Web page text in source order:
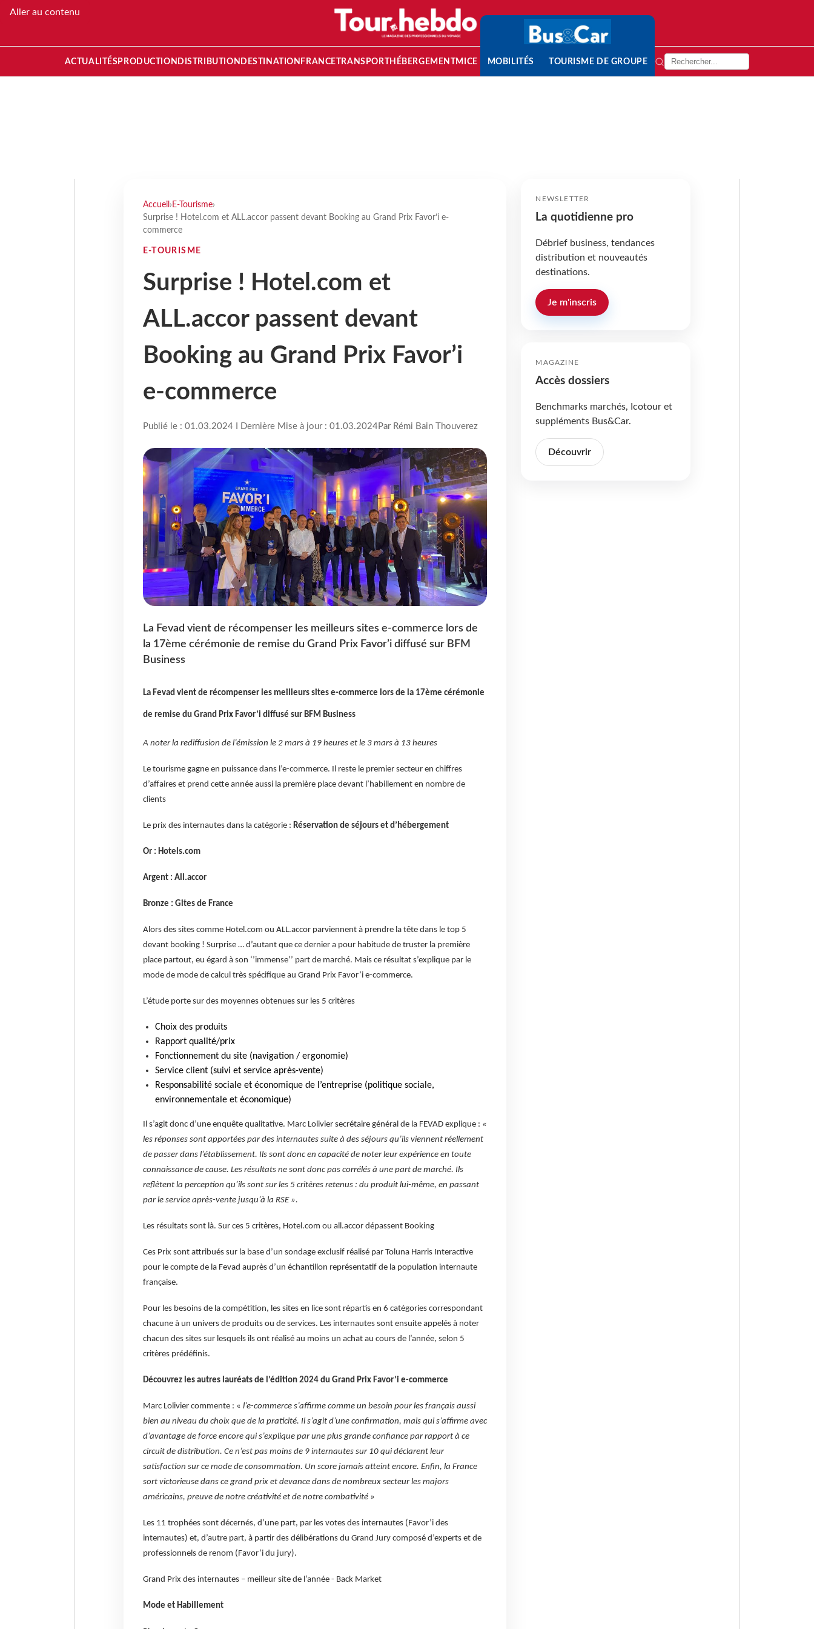
Aller au contenu
ACTUALITÉS PRODUCTION DISTRIBUTION DESTINATION FRANCETRANSPORT HÉBERGEMENTMICE MOBILITÉS TOURISME DE GROUPE
Accueil › E-Tourisme›
Surprise ! Hotel.com et ALL.accor passent devant Booking au Grand Prix Favor’i e-
commerce
E-TOURISME
Surprise ! Hotel.com et
ALL.accor passent devant
Booking au Grand Prix Favor’i
e-commerce
Publié le : 01.03.2024 I Dernière Mise à jour : 01.03.2024Par Rémi Bain Thouverez
La Fevad vient de récompenser les meilleurs sites e-commerce lors de
la 17ème cérémonie de remise du Grand Prix Favor’i diffusé sur BFM
Business
La Fevad vient de récompenser les meilleurs sites e-commerce lors de la 17ème cérémonie
de remise du Grand Prix Favor’i diffusé sur BFM Business
A noter la rediffusion de l’émission le 2 mars à 19 heures et le 3 mars à 13 heures
Le tourisme gagne en puissance dans l’e-commerce. Il reste le premier secteur en chiffres
d’affaires et prend cette année aussi la première place devant l’habillement en nombre de
clients
Le prix des internautes dans la catégorie : Réservation de séjours et d’hébergement
Or : Hotels.com
Argent : All.accor
Bronze : Gites de France
Alors des sites comme Hotel.com ou ALL.accor parviennent à prendre la tête dans le top 5
devant booking ! Surprise … d’autant que ce dernier a pour habitude de truster la première
place partout, eu égard à son ‘’immense’’ part de marché. Mais ce résultat s’explique par le
mode de mode de calcul très spécifique au Grand Prix Favor’i e-commerce.
L’étude porte sur des moyennes obtenues sur les 5 critères
Choix des produits
Rapport qualité/prix
Fonctionnement du site (navigation / ergonomie)
Service client (suivi et service après-vente)
Responsabilité sociale et économique de l’entreprise (politique sociale,
environnementale et économique)
Il s’agit donc d’une enquête qualitative. Marc Lolivier secrétaire général de la FEVAD explique : «
les réponses sont apportées par des internautes suite à des séjours qu’ils viennent réellement
de passer dans l’établissement. Ils sont donc en capacité de noter leur expérience en toute
connaissance de cause. Les résultats ne sont donc pas corrélés à une part de marché. Ils
reflètent la perception qu’ils sont sur les 5 critères retenus : du produit lui-même, en passant
par le service après-vente jusqu’à la RSE ».
Les résultats sont là. Sur ces 5 critères, Hotel.com ou all.accor dépassent Booking
Ces Prix sont attribués sur la base d’un sondage exclusif réalisé par Toluna Harris Interactive
pour le compte de la Fevad auprès d’un échantillon représentatif de la population internaute
française.
Pour les besoins de la compétition, les sites en lice sont répartis en 6 catégories correspondant
chacune à un univers de produits ou de services. Les internautes sont ensuite appelés à noter
chacun des sites sur lesquels ils ont réalisé au moins un achat au cours de l’année, selon 5
critères prédéfinis.
Découvrez les autres lauréats de l’édition 2024 du Grand Prix Favor’i e-commerce
Marc Lolivier commente : « l’e-commerce s’affirme comme un besoin pour les français aussi
bien au niveau du choix que de la praticité. Il s’agit d’une confirmation, mais qui s’affirme avec
d’avantage de force encore qui s’explique par une plus grande confiance par rapport à ce
circuit de distribution. Ce n’est pas moins de 9 internautes sur 10 qui déclarent leur
satisfaction sur ce mode de consommation. Un score jamais atteint encore. Enfin, la France
sort victorieuse dans ce grand prix et devance dans de nombreux secteur les majors
américains, preuve de notre créativité et de notre combativité»
Les 11 trophées sont décernés, d’une part, par les votes des internautes (Favor’i des
internautes) et, d’autre part, à partir des délibérations du Grand Jury composé d’experts et de
professionnels de renom (Favor’i du jury).
Grand Prix des internautes – meilleur site de l’année - Back Market
Mode et Habillement
NEWSLETTER
La quotidienne pro
Débrief business, tendances
distribution et nouveautés
destinations.
Je m'inscris
MAGAZINE
Accès dossiers
Benchmarks marchés, Icotour et
suppléments Bus&Car.
Découvrir